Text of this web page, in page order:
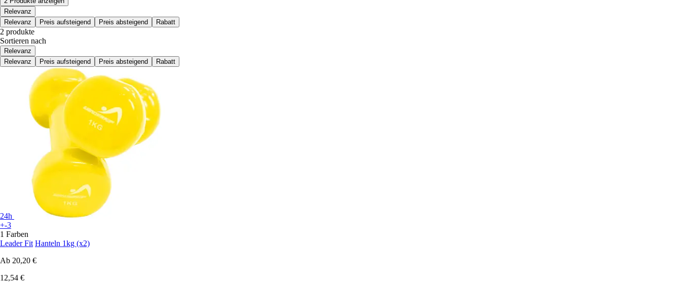
Relevanz
Relevanz
Preis aufsteigend Preis absteigend Rabatt
2 produkte
Sortieren nach
Relevanz
Relevanz
Preis aufsteigend Preis absteigend Rabatt
24h
+-3
1 Farben
Leader Fit Hanteln 1kg (x2)
Ab 20,20 €
12,54 €